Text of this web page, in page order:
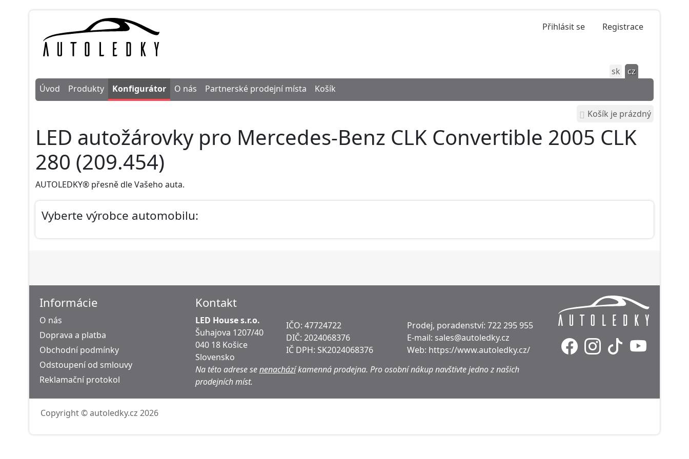
Přihlásit se Registrace
sk
cz
Úvod
Produkty Konfigurátor O nás Partnerské prodejní místa Košík
Košík je prázdný
LED autožárovky pro Mercedes-Benz CLK Convertible 2005 CLK
280 (209.454)
AUTOLEDKY® přesně dle Vašeho auta.
Vyberte výrobce automobilu:
Informácie
O nás
Doprava a platba
Obchodní podmínky
Odstoupení od smlouvy
Reklamační protokol
Kontakt
LED House s.r.o.
Šuhajova 1207/40
040 18 Košice
Slovensko
IČO: 47724722
DIČ: 2024068376
IČ DPH: SK2024068376
Prodej, poradenství: 722 295 955
E-mail: sales@autoledky.cz
Web: https://www.autoledky.cz/
Na této adrese senenacházíkamenná prodejna. Pro osobní nákup navštivte jedno z našich
prodejních míst.
Copyright © autoledky.cz 2026